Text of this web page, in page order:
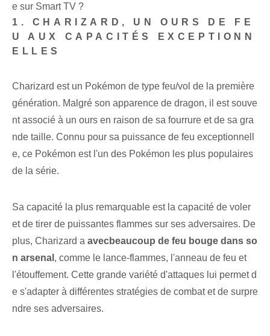
e sur Smart TV ?
1. CHARIZARD, UN OURS DE FE
U AUX CAPACITÉS EXCEPTIONN
ELLES
Charizard est un Pokémon de type feu/vol de la première
génération. Malgré son apparence de dragon, il est souve
nt associé à un ours en raison de sa fourrure et de sa gra
nde taille. Connu pour sa puissance de feu exceptionnell
e, ce Pokémon est l'un des Pokémon les plus populaires
de la série.
Sa capacité la plus remarquable est la capacité de voler
et de tirer de puissantes flammes sur ses adversaires. De
plus, Charizard a avec⁤beaucoup de feu⁤ bouge dans so
n arsenal , comme le lance-flammes, l'anneau de feu et
l'étouffement.‌ Cette grande variété d'attaques lui permet d
e s'adapter à différentes stratégies de combat et de surpre
ndre ses adversaires.